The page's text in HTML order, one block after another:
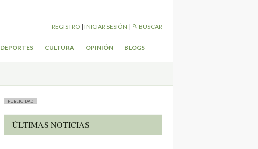
REGISTRO | INICIAR SESIÓN | BUSCAR
DEPORTES CULTURA OPINIÓN BLOGS
PUBLICIDAD
ÚLTIMAS NOTICIAS